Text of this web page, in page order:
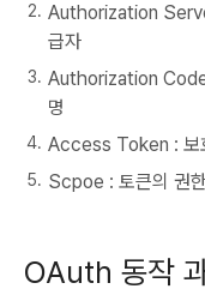
Authorization
급자
Authorization
명
Access Token : 보
Scpoe : 토큰의 권
OAuth 동작